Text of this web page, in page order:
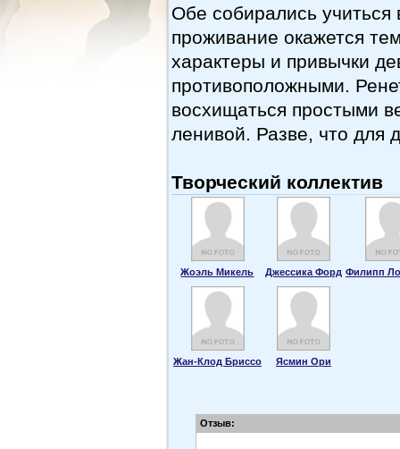
Обе собирались учиться
проживание окажется
характеры и привычки
противоположными.
восхищаться простыми
ленивой. Разве, что для
Творческий коллектив
Жоэль Микель Джессика Форд Филипп
Жан-Клод Бриссо Ясмин Ори
Отзыв: